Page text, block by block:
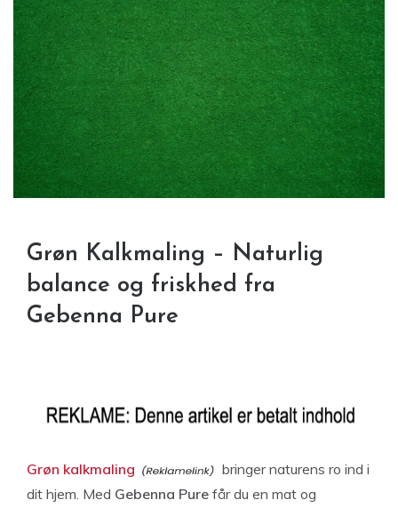
Grøn Kalkmaling – Naturlig
balance og friskhed fra
Gebenna Pure
Grøn kalkmaling
bringer naturens ro ind i
dit hjem. Med Gebenna Pure får du en mat og